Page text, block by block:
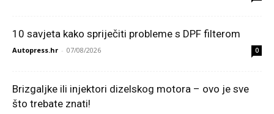
10 savjeta kako spriječiti probleme s DPF filterom
Autopress.hr - 07/08/2026 0
Brizgaljke ili injektori dizelskog motora – ovo je sve
što trebate znati!